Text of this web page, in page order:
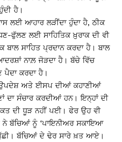
ਹੈ।
ਲਈ ਆਹਾਰ ਲੜੀਂਦਾ ਹੁੰਦਾ ਹੈ, ਠੀਕ
ਫੁੱਲਣ ਲਈ ਸਾਹਿਤਿਕ ਖ਼ੁਰਾਕ ਦੀ ਵੀ
ਬਾਲ ਸਾਹਿਤ ਪ੍ਰਦਾਨ ਕਰਦਾ ਹੈ। ਬਾਲ
ਨਾਲ਼ ਜੋੜਦਾ ਹੈ। ਬੱਚੇ ਵਿੱਚ
ਪੈਦਾ ਕਰਦਾ ਹੈ।
ਅਤੇ ਈਸਪ ਦੀਆਂ ਕਹਾਣੀਆਂ
ਦਾ ਸੰਚਾਰ ਕਰਦੀਆਂ ਹਨ। ਇਨ੍ਹਾਂ ਦੀ
ਦੀ ਧੂੜ ਨਹੀਂ ਪਈ। ਫੇਰ ਉਹ ਵੀ
ਬੱਚਿਆਂ ਨੂੰ ‘ਪਾਇਨੀਅਰ ਸਕਾਇਆ
ਪੁੱਛੀ। ਬੱਚਿਆਂ ਦੇ ਢੇਰ ਸਾਰੇ ਖ਼ਤ ਆਏ।